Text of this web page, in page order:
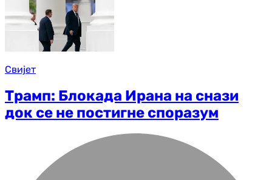
Свијет
Трамп: Блокада Ирана на снази
док се не постигне споразум